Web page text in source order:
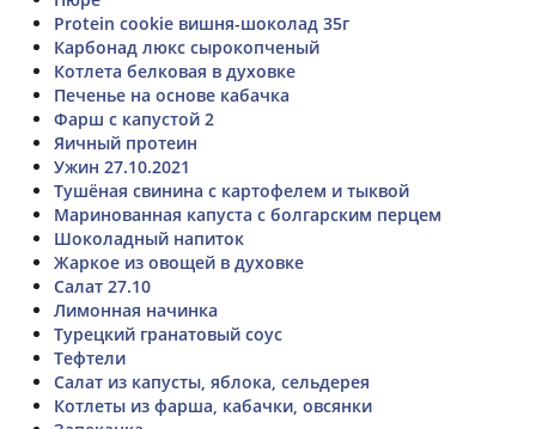
Protein cookie вишня-шоколад 35г
Карбонад люкс сырокопченый
Котлета белковая в духовке
Печенье на основе кабачка
Фарш с капустой 2
Яичный протеин
Ужин 27.10.2021
Тушёная свинина с картофелем и тыквой
Маринованная капуста с болгарским перцем
Шоколадный напиток
Жаркое из овощей в духовке
Салат 27.10
Лимонная начинка
Турецкий гранатовый соус
Тефтели
Салат из капусты, яблока, сельдерея
Котлеты из фарша, кабачки, овсянки